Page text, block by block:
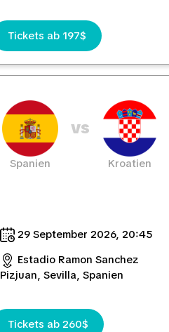
Tickets ab 197$
Spanien
vs
Kroatien
29 September 2026, 20:45
Estadio Ramon Sanchez
Pizjuan, Sevilla, Spanien
Tickets ab 260$